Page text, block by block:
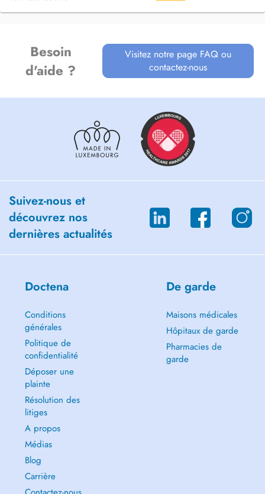
Besoin
d'aide ?
Visitez notre page FAQ ou
contactez-nous
Suivez-nous et
découvrez nos
dernières actualités
Doctena
Conditions
générales
Politique de
confidentialité
Déposer une
plainte
Résolution des
litiges
A propos
Médias
Blog
Carrière
De garde
Maisons médicales
Hôpitaux de garde
Pharmacies de
garde